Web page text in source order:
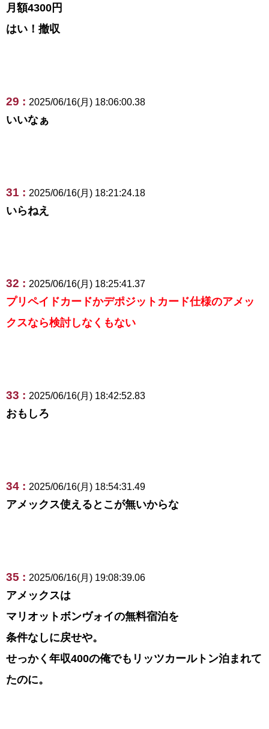
月額4300円
はい！撤収
29 : 2025/06/16(月) 18:06:00.38
いいなぁ
31 : 2025/06/16(月) 18:21:24.18
いらねえ
32 : 2025/06/16(月) 18:25:41.37
プリペイドカードかデポジットカード仕様のアメッ
クスなら検討しなくもない
33 : 2025/06/16(月) 18:42:52.83
おもしろ
34 : 2025/06/16(月) 18:54:31.49
アメックス使えるとこが無いからな
35 : 2025/06/16(月) 19:08:39.06
アメックスは
マリオットボンヴォイの無料宿泊を
条件なしに戻せや。
せっかく年収400の俺でもリッツカールトン泊まれて
たのに。